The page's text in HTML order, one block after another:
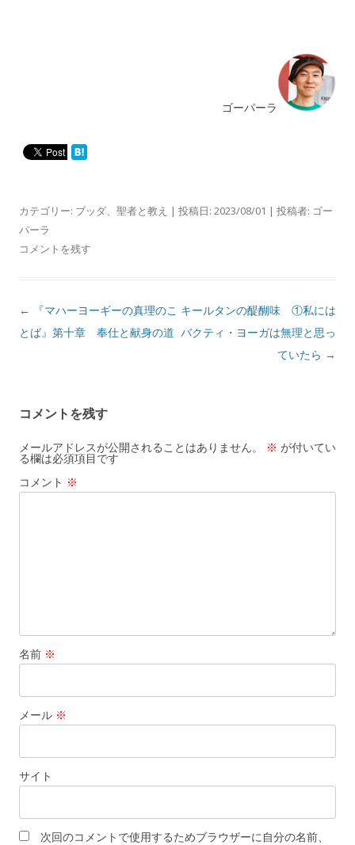
ゴーパーラ
カテゴリー: ブッダ、 聖者と教え | 投稿日: 2023/08/01 | 投稿者: ゴー
パーラ
コメントを残す
投
稿
ー
シ
ョ
ン
←
『マハーヨーギーの真理のこ
とば』第十章 奉仕と献身の道
キールタンの醍醐味 ①私には
バクティ・ヨーガは無理と思っ
ていたら →
コメントを残す
メールアドレスが公開されることはありません。 ※ が付いてい
る欄は必須項目です
コメント ※
名前 ※
メール ※
サイト
次回のコメントで使用するためブラウザーに自分の名前、